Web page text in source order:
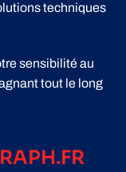
techniques
sensibilité au
tout le long